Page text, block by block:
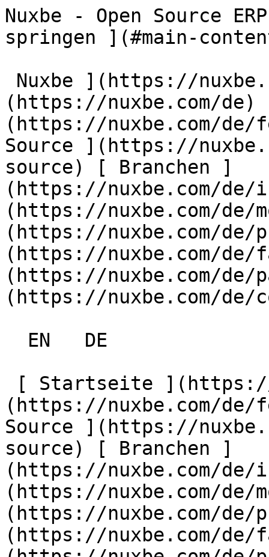
Nuxbe - Open Source ERP System        [ Zum Inhalt springen ](#main-content)  [   

 Nuxbe ](https://nuxbe.com/de) [ Startseite ](https://nuxbe.com/de) [ Flexibel ](https://nuxbe.com/de/features/flexible) [ Open Source ](https://nuxbe.com/de/features/open-source) [ Branchen ](https://nuxbe.com/de/industries) [ Module ](https://nuxbe.com/de/modules) [ Premium ](https://nuxbe.com/de/premium) [ FAQ ](https://nuxbe.com/de/faq) [ Partner ](https://nuxbe.com/de/partners) [ Kontakt ](https://nuxbe.com/de/contact) 

  EN   DE  

 [ Startseite ](https://nuxbe.com/de) [ Flexibel ](https://nuxbe.com/de/features/flexible) [ Open Source ](https://nuxbe.com/de/features/open-source) [ Branchen ](https://nuxbe.com/de/industries) [ Module ](https://nuxbe.com/de/modules) [ Premium ](https://nuxbe.com/de/premium) [ FAQ ](https://nuxbe.com/de/faq) [ Partner ](https://nuxbe.com/de/partners) [ Kontakt ](https://nuxbe.com/de/contact) 

     Human Resources Excellence  

 Personalwesen 
===============

 Komplettes HR-Management von Mitarbeiterdaten bis zur Zeiterfassung

 [ Kontakt    ](https://nuxbe.com/de/contact) 

Transform Your HR Management
----------------------------

Die effektive Verwaltung der Personalressourcen ist für jede wachsende Organisation entscheidend, dennoch ertrinken Personalabteilungen oft in administrativen Aufgaben, Tabellenchaos und unverbundenen Systemen. Das Nuxbe Human Resources-Modul bringt Ordnung in diese Komplexität, indem es eine umfassende, integrierte Plattform bereitstellt, die alles von Mitarbeiterstammdaten und Urlaubsverwaltung bis hin zu Zeiterfassung und Dokumentenmanagement abdeckt. Jeder Aspekt der Personalverwaltung ist optimiert, wo möglich automatisiert und über eine intuitive Oberfläche zugänglich, die sowohl HR-Fachleute als auch Mitarbeiter zu schätzen wissen.

Was das Nuxbe HR-Modul auszeichnet, ist sein mitarbeiterzentrierter Ansatz kombiniert mit leistungsstarken Verwaltungsfunktionen. Mitarbeiter haben Self-Service-Zugang zur Einreichung von Urlaubsanträgen, zur Ansicht ihrer verbleibenden Urlaubstage, zur Erfassung ihrer Arbeitszeit und zum Zugriff auf wichtige Dokumente – alles ohne die Personalabteilung kontaktieren zu müssen. Gleichzeitig erhalten Personalverantwortliche vollständige Übersicht mit Genehmigungsworkflows, automatisierten Berechnungen, umfassenden Berichten und Prüfpfaden, die Compliance und Transparenz gewährleisten. Dieser doppelte Fokus auf Befähigung und Kontrolle schafft ein HR-Umfeld, in dem administrative Effizienz und Mitarbeiterzufriedenheit Hand in Hand gehen.

Das Modul integriert sich nahtlos mit anderen Nuxbe-Komponenten und schafft eine einheitliche Sicht auf Ihre Belegschaft. Mitarbeiterdaten verbinden sich mit Projektzuweisungen, Zeiterfassung fließt in die Projektkostenrechnung ein, Abwesenheitsinformationen aktualisieren Team-Kalender automatisch und Vertragsdaten verknüpfen sich mit Finanzsystemen. Dieser vernetzte Ansatz eliminiert Datensilos und stellt sicher, dass Personalinformationen in Ihrer gesamten Organisation konsistent, aktuell und umsetzbar sind. Ob Sie ein Team von zehn Personen oder eine Belegschaft von Hunderten über mehrere Standorte hinweg verwalten – das HR-Modul skaliert nach Ihren Bedürfnissen und behält dabei die Einfachheit bei, die es zum täglichen Vergnügen macht.

 Key FeaturesKernfunktionen
--------------

Comprehensive tools for modern HR management

### Umfassende Mitarbeiterstammdaten

 Die Grundlage effektiven HR-Managements sind präzise, vollständige Mitarbeiterdaten. Das Nuxbe HR-Modul bietet eine zentrale Mitarbeiterdatenbank, die weit über grundlegende Kontaktinformationen hinausgeht. Jeder Mitarbeiterdatensatz umfasst persönliche Details, Beschäftigungshistorie, Vertragsinformationen, Vergütungsdaten, Notfallkontakte, Qualifikationen, Zertifizierungen und benutzerdefinierte Felder für organisationsspezifische Informationen. Das System erfasst Positionswechsel, Abteilungstransfers und Rollenfortschritte und erstellt eine vollständige Beschäftigungshistorie, die für Leistungsbeurteilungen, Nachfolgeplanung und Compliance-Dokumentation von unschätzbarem Wert ist.

 Benutzerdefinierte Felder und flexible Datenstrukturen ermöglichen es Ihnen, das System an Ihre Branchen- und Organisationsanforderungen anzupassen. Gesundheitsdienstleister können medizinische Zertifizierungen und Lizenzen verfolgen, produzierende Unternehmen können Sicherheitsschulungen und Gerätequalifikationen erfassen,